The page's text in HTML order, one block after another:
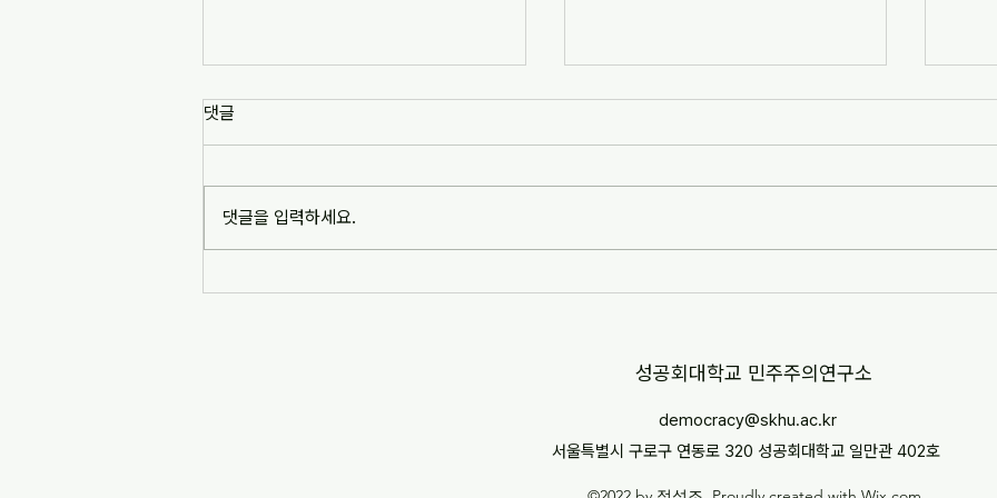
[사사표기]"청소년 성소수자와 안
전공간 : ‘배제된 이들’이 만들어나
가는 대안 공간들"
게 안전공간(safe space)을 발견하고
경험하며, 이를 새롭게 구축하고자 시
정성조(공저). 2021. "민주적 방
치: 이태원 클럽 집단 감염 사례를
심으로. 기억과 전망, 45, 272-314. 본
정용
학철
를 중
댓글
댓글을 입력하세요.
​성공회대학교 민주주의연구소
democracy@skhu.ac.kr
서울특별시 구로구 연동로 320 성공회대학교 일만관 402호